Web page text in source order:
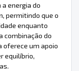
energia do
permitindo que o
enquanto
combinação do
oferece um apoio
equilíbrio,